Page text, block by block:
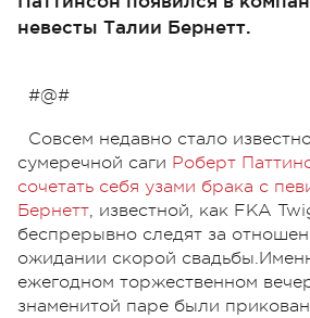
невесты Талии Бернетт.
#@#
Совсем недавно стало
сумеречной саги Роберт
сочетать себя узами брака с
Бернетт, известной, как FKA
беспрерывно следят за
ожидании скорой свадьбы.
ежегодном торжественном
знаменитой паре были